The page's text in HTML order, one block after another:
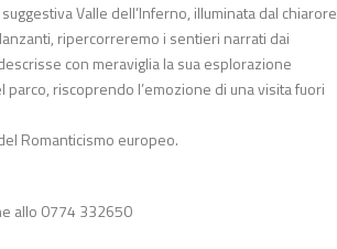
Valle dell’Inferno, illuminata dal chiarore
ripercorreremo i sentieri narrati dai
con meraviglia la sua esplorazione
riscoprendo l’emozione di una visita fuori
Romanticismo europeo.
allo 0774 332650